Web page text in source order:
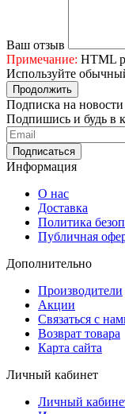
Ваш отзыв
Примечание: HTML
Используйте
Продолжить
Подписка на новости
Подпишись и будь в
Информация
О нас
Доставка
Политика
Публичная
Дополнительно
Производители
Акции
Связаться с
Возврат товара
Карта сайта
Личный кабинет
Личный